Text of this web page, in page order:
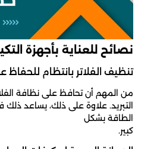
نصائح للعناية بأجهزة
تنظيف الفلاتر بانتظام
من المهم أن تحافظ على نظافة
التبريد. علاوة على ذلك، يساعد
الطاقة بشكل
كبير.